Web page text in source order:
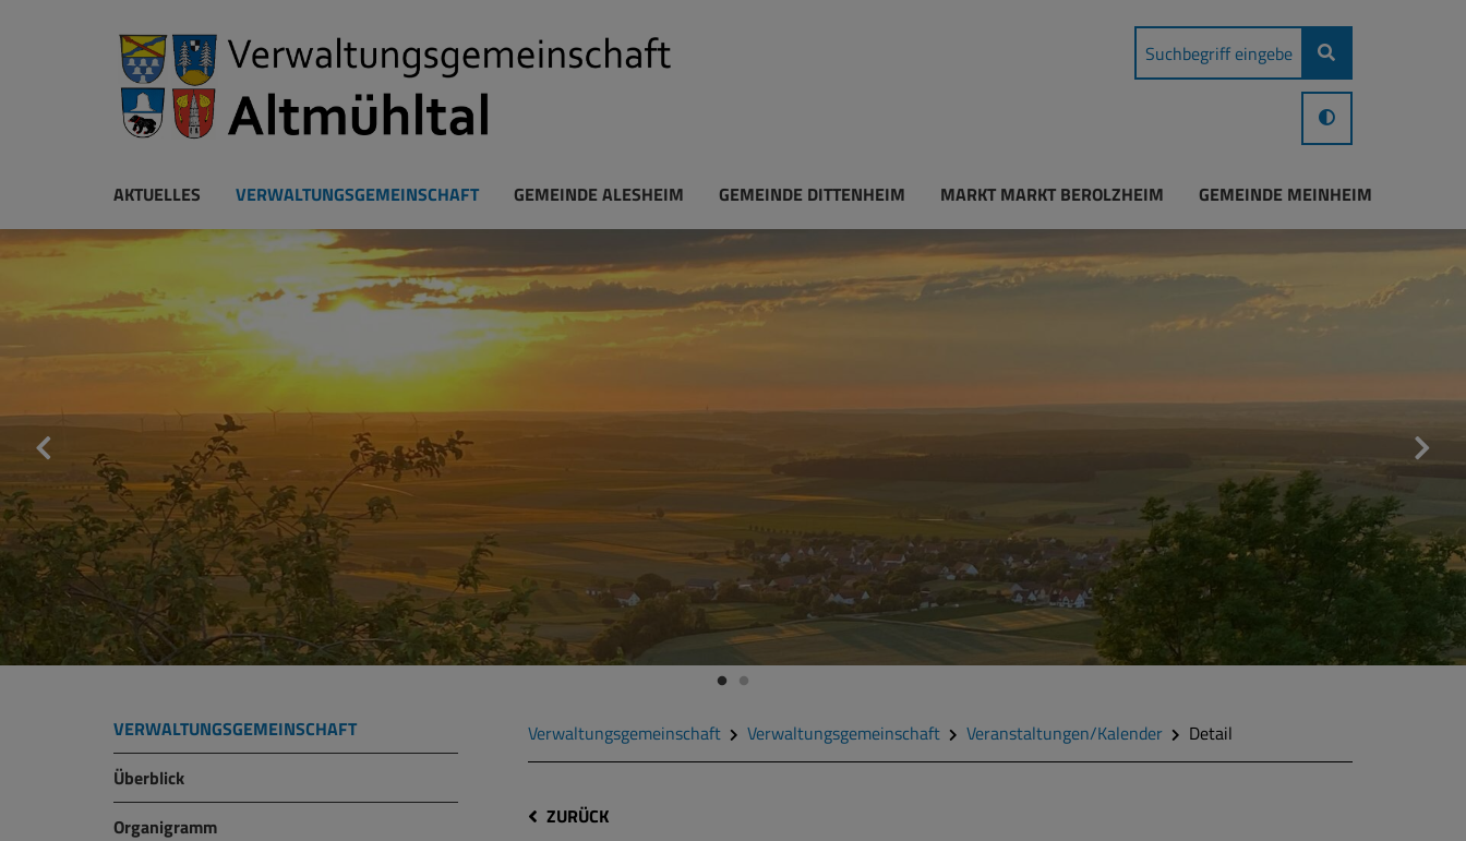
AKTUELLES VERWALTUNGSGEMEINSCHAFT GEMEINDE ALESHEIM GEMEINDE DITTENHEIM MARKT MARKT BEROLZHEIM GEMEINDE MEINHEIM
VERWALTUNGSGEMEINSCHAFT
Überblick
Organigramm
Verwaltungsgemeinschaft Verwaltungsgemeinschaft Veranstaltungen/Kalender Detail
ZURÜCK